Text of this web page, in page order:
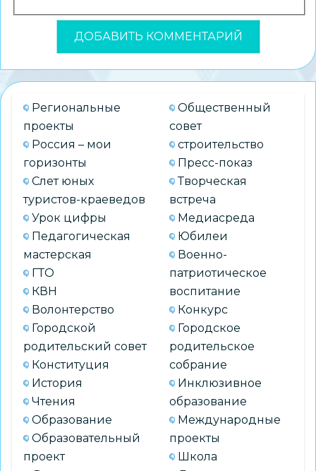
Региональные
проекты
Россия – мои
горизонты
Слет юных
туристов-краеведов
Урок цифры
Педагогическая
мастерская
ГТО
КВН
Волонтерство
Городской
родительский совет
Конституция
История
Чтения
Образование
Образовательный
проект
Общественный
совет
строительство
Пресс-показ
Творческая
встреча
Медиасреда
Юбилеи
Военно-
патриотическое
воспитание
Конкурс
Городское
родительское
собрание
Инклюзивное
образование
Международные
проекты
Школа